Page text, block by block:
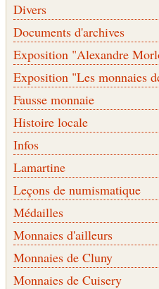
Divers
Documents d'archives
Exposition "Alexandre
Exposition "Les monnaies
Fausse monnaie
Histoire locale
Infos
Lamartine
Leçons de numismatique
Médailles
Monnaies d'ailleurs
Monnaies de Cluny
Monnaies de Cuisery